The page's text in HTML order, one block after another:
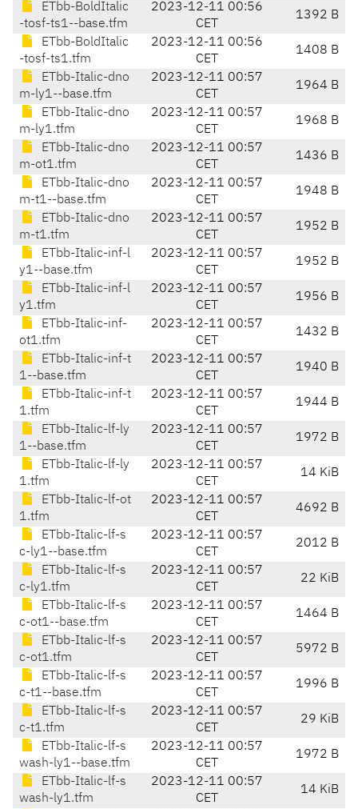
ETbb-BoldItalic
-tosf-ts1--base.tfm
2023-12-11 00:56
CET
1392 B
ETbb-BoldItalic
-tosf-ts1.tfm
2023-12-11 00:56
CET
1408 B
ETbb-Italic-dno
m-ly1--base.tfm
2023-12-11 00:57
CET
1964 B
ETbb-Italic-dno
m-ly1.tfm
2023-12-11 00:57
CET
1968 B
ETbb-Italic-dno
m-ot1.tfm
2023-12-11 00:57
CET
1436 B
ETbb-Italic-dno
m-t1--base.tfm
2023-12-11 00:57
CET
1948 B
ETbb-Italic-dno
m-t1.tfm
2023-12-11 00:57
CET
1952 B
ETbb-Italic-inf-l
y1--base.tfm
2023-12-11 00:57
CET
1952 B
ETbb-Italic-inf-l
y1.tfm
2023-12-11 00:57
CET
1956 B
ETbb-Italic-inf-
ot1.tfm
2023-12-11 00:57
CET
1432 B
ETbb-Italic-inf-t
1--base.tfm
2023-12-11 00:57
CET
1940 B
ETbb-Italic-inf-t
1.tfm
2023-12-11 00:57
CET
1944 B
ETbb-Italic-lf-ly
1--base.tfm
2023-12-11 00:57
CET
1972 B
ETbb-Italic-lf-ly
1.tfm
2023-12-11 00:57
CET
14 KiB
ETbb-Italic-lf-ot
1.tfm
2023-12-11 00:57
CET
4692 B
ETbb-Italic-lf-s
c-ly1--base.tfm
2023-12-11 00:57
CET
2012 B
ETbb-Italic-lf-s
c-ly1.tfm
2023-12-11 00:57
CET
22 KiB
ETbb-Italic-lf-s
c-ot1--base.tfm
2023-12-11 00:57
CET
1464 B
ETbb-Italic-lf-s
c-ot1.tfm
2023-12-11 00:57
CET
5972 B
ETbb-Italic-lf-s
c-t1--base.tfm
2023-12-11 00:57
CET
1996 B
ETbb-Italic-lf-s
c-t1.tfm
2023-12-11 00:57
CET
29 KiB
ETbb-Italic-lf-s
wash-ly1--base.tfm
2023-12-11 00:57
CET
1972 B
ETbb-Italic-lf-s
wash-ly1.tfm
2023-12-11 00:57
CET
14 KiB